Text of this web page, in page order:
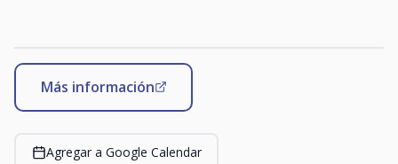
Más información
Agregar a Google Calendar